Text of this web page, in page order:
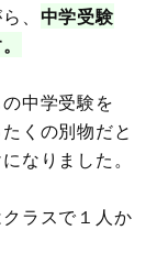
、 中学受験
中学受験を
くの別物だと
なりました。
ラスで１人か